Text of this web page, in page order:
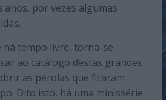
anos, por vezes algumas
há tempo livre, torna-se
ao catálogo destas grandes
as pérolas que ficaram
Dito isto, há uma minissérie